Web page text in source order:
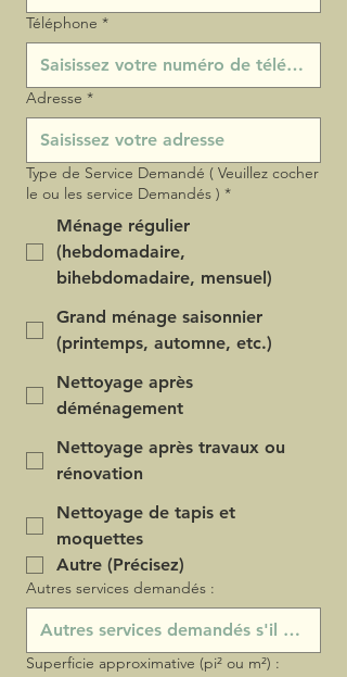
Téléphone *
Adresse *
Type de Service Demandé ( Veuillez cocher
le ou les service Demandés ) *
Ménage régulier
(hebdomadaire,
bihebdomadaire, mensuel)
Grand ménage saisonnier
(printemps, automne, etc.)
Nettoyage après
déménagement
Nettoyage après travaux ou
rénovation
Nettoyage de tapis et
moquettes
Autre (Précisez)
Autres services demandés :
Superficie approximative (pi² ou m²) :